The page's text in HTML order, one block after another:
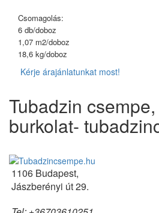
Csomagolás:
6 db/doboz
1,07 m2/doboz
18,6 kg/doboz
Kérje árajánlatunkat most!
Tubadzin
burkolat-
1106 Budapest,
Jászberényi út 29.